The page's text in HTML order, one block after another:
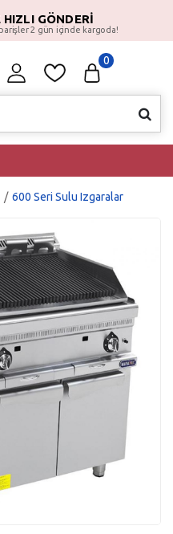
HIZLI GÖNDERİ
2 gün içinde kargoda!
0
600 Seri Sulu Izgaralar